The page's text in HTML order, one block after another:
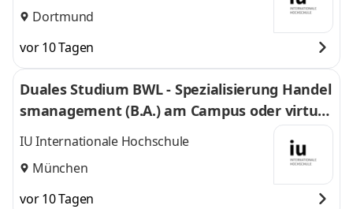
Dortmund
vor 10 Tagen
Duales Studium BWL - Spezialisierung Handel
smanagement (B.A.) am Campus oder virtuel
l
IU Internationale Hochschule
München
vor 10 Tagen